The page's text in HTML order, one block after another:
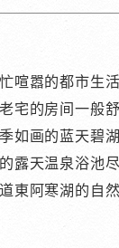
喧嚣的都市生
宅的房间一般舒
如画的蓝天碧湖
露天温泉浴池
東阿寒湖的自然